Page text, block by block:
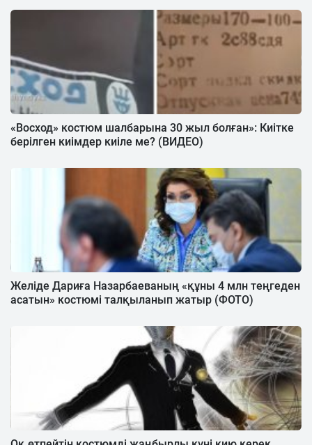
«Восход» костюм шалбарына 30 жыл болған»: Киітке
берілген киімдер киіле ме? (ВИДЕО)
Желіде Дариға Назарбаеваның «құны 4 млн теңгеден
асатын» костюмі талқыланып жатыр (ФОТО)